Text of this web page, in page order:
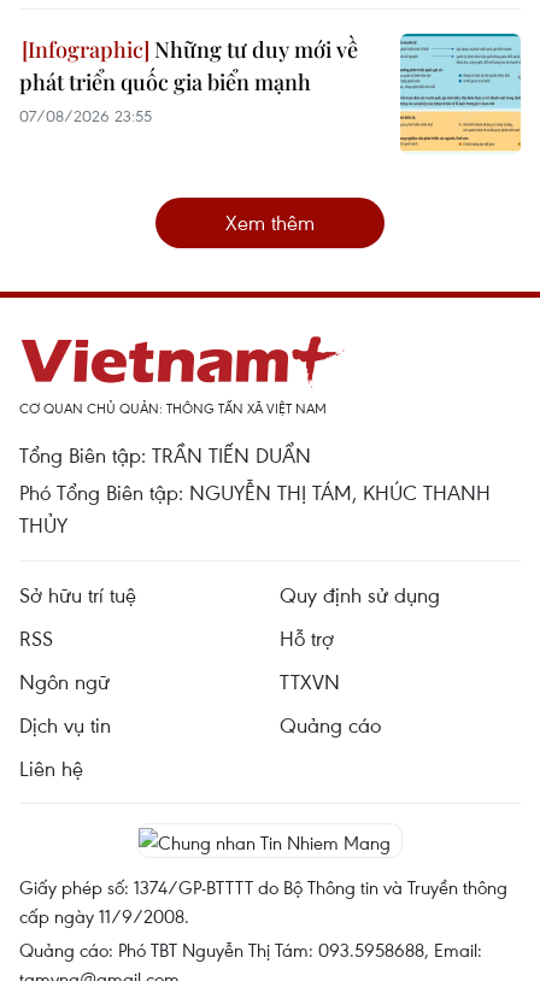
Những tư duy mới về
phát triển quốc gia biển mạnh
07/08/2026 23:55
Xem thêm
CƠ QUAN CHỦ QUẢN: THÔNG TẤN XÃ VIỆT NAM
Tổng Biên tập: TRẦN TIẾN DUẨN
Phó Tổng Biên tập: NGUYỄN THỊ TÁM, KHÚC THANH
THỦY
Sở hữu trí tuệ
Quy định sử dụng
RSS
Hỗ trợ
Ngôn ngữ
TTXVN
Dịch vụ tin
Quảng cáo
Liên hệ
Giấy phép số: 1374/GP-BTTTT do Bộ Thông tin và Truyền thông
cấp ngày 11/9/2008.
Quảng cáo: Phó TBT Nguyễn Thị Tám: 093.5958688, Email: